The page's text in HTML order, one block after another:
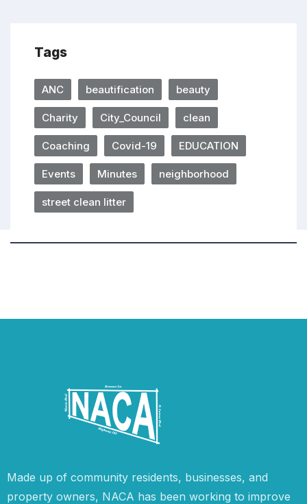
Tags
ANC beautification beauty
Charity City_Council clean
Coaching Covid-19 EDUCATION
Events Minutes neighborhood
street clean litter
Made up of community residents, businesses, and
property owners, NACA has been working to improve